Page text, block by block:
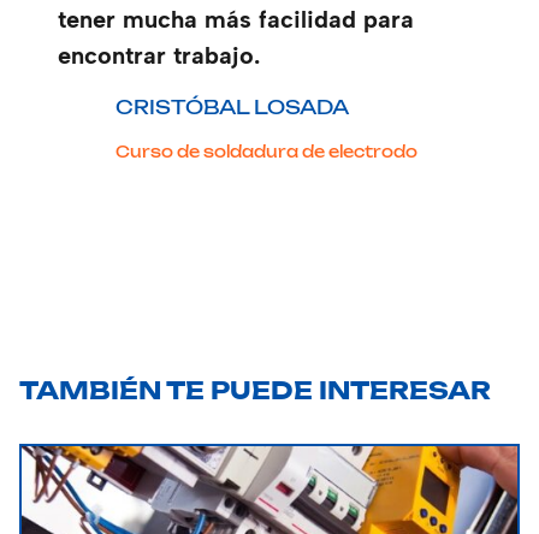
tener mucha más facilidad para
encontrar trabajo.
CRISTÓBAL LOSADA
Curso de soldadura de electrodo
TAMBIÉN TE PUEDE INTERESAR